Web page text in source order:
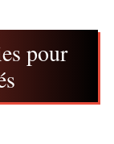
pour